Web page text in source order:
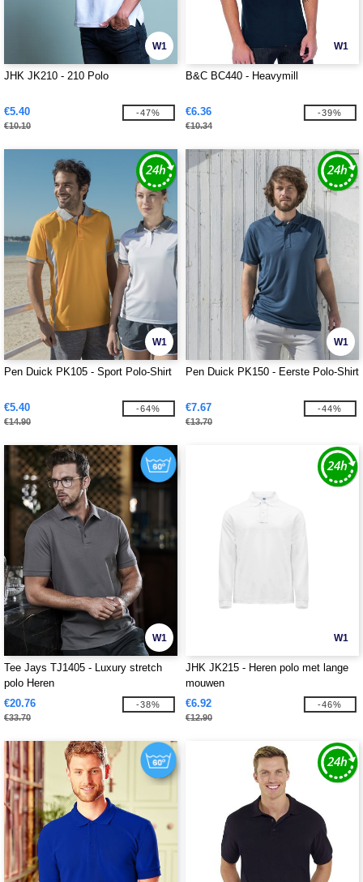
W1
JHK JK210 - 210 Polo
€5.40
€10.10
-47%
W1
B&C BC440 - Heavymill
€6.36
€10.34
-39%
W1
Pen Duick PK105 - Sport Polo-Shirt
€5.40
€14.90
-64%
W1
Pen Duick PK150 - Eerste Polo-Shirt
€7.67
€13.70
-44%
W1
Tee Jays TJ1405 - Luxury stretch
polo Heren
€20.76
€33.70
-38%
W1
JHK JK215 - Heren polo met lange
mouwen
€6.92
€12.90
-46%